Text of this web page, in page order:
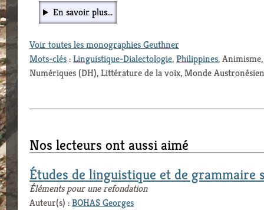
En savoir plus...
Voir toutes les monographies Geuthner
Mots-clés:Linguistique-Dialectologie,Philippines,
Numériques (DH), Littérature de la voix, Monde
Nos lecteurs ont aussi aimé
Études de linguistique et de grammaire
Éléments pour une refondation
Auteur(s) :BOHAS Georges